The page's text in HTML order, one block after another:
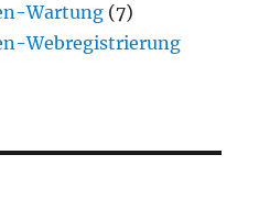
Wartung (7)
Webregistrierung